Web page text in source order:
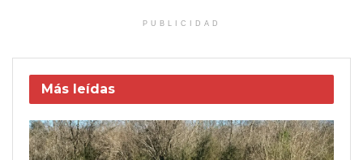
PUBLICIDAD
Más leídas